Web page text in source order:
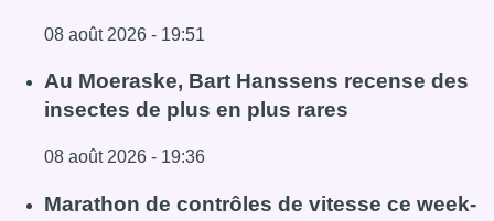
08 août 2026 - 19:51
Lire l'article Un nouveau club de MMA ouvre ses portes à
Au Moeraske, Bart Hanssens recense des
insectes de plus en plus rares
08 août 2026 - 19:36
Lire l'article Au Moeraske, Bart Hanssens recense des
Marathon de contrôles de vitesse ce week-